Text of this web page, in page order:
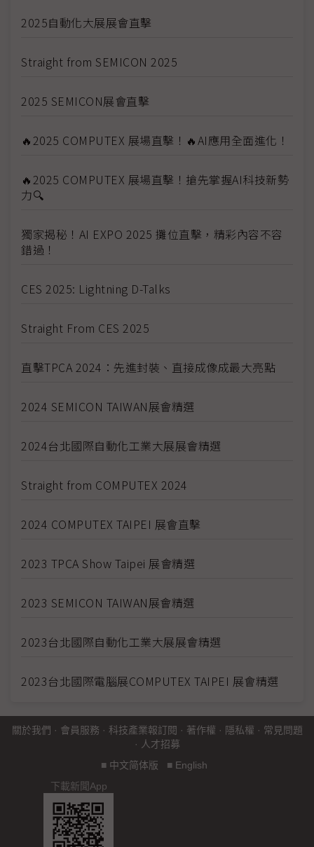
2025自動化大展展會直擊
Straight from SEMICON 2025
2025 SEMICON展會直擊
🔥2025 COMPUTEX 展場直擊！🔥AI應用全面進化！
🔥2025 COMPUTEX 展場直擊！搶先掌握AI科技新勢
力🔍
獨家揭秘！AI EXPO 2025 攤位直擊，精彩內容不容
錯過！
CES 2025: Lightning D-Talks
Straight From CES 2025
直擊TPCA 2024：先進封裝、直接成像成最大亮點
2024 SEMICON TAIWAN展會精選
2024台北國際自動化工業大展展會精選
Straight from COMPUTEX 2024
2024 COMPUTEX TAIPEI 展會直擊
2023 TPCA Show Taipei 展會精選
2023 SEMICON TAIWAN展會精選
2023台北國際自動化工業大展展會精選
2023台北國際電腦展COMPUTEX TAIPEI 展會精選
關於我們 · 會員服務 · 科技產業報訂閱 · 著作權 · 隱私權 · 常見問題
· 人才招募
■ 中文简体版 ■ English
下載新聞App